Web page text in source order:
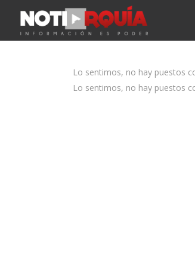
Lo sentimos, no hay puestos
Lo sentimos, no hay puestos